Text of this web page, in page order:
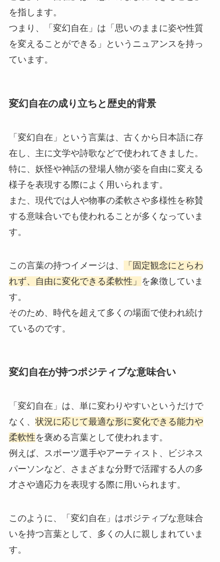
を指します。
つまり、「変幻自在」は「思いのままに姿や性質
を変えることができる」というニュアンスを持っ
ています。
変幻自在の成り立ちと歴史的背景
「変幻自在」という言葉は、古くから日本語に存
在し、主に文学や詩歌などで使われてきました。
特に、妖怪や神話の登場人物が姿を自由に変える
様子を表現する際によく用いられます。
また、現代では人や物事の柔軟さや多様性を称賛
する意味合いでも使われることが多くなっていま
す。
この言葉の持つイメージは、
「固定観念にとらわ
れず、自由に変化できる柔軟性」 を象徴していま
す。
そのため、時代を超えて多くの場面で使われ続け
ているのです。
変幻自在が持つポジティブな意味合い
「変幻自在」は、単に変わりやすいというだけで
なく、 状況に応じて最適な形に変化できる能力や
柔軟性を褒める言葉として使われます。
例えば、スポーツ選手やアーティスト、ビジネス
パーソンなど、さまざまな分野で活躍する人の多
才さや適応力を表現する際に用いられます。
このように、「変幻自在」はポジティブな意味合
いを持つ言葉として、多くの人に親しまれていま
す。